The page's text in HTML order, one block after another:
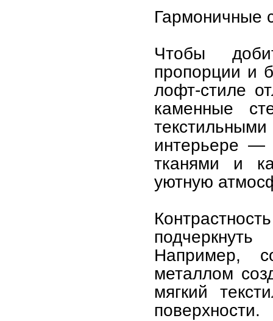
Гармоничные
Чтобы
пропорции и
лофт-стиле
каменные
интерьере —
тканями и
уютную
Например,
металлом
мягкий
поверхности.